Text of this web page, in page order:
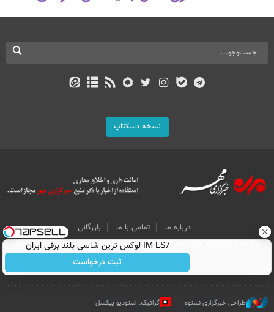
نسخه دسکتاپ
درباره ما تماس با ما
بازرگانی
All Content by Mehr News Agency is licensed under a Creative Commons
Attribution 4.0 International License.
طراحی خبرگزاری نستوه گرافیک: استودیو پیکسل
IM LS7 لوکس ترین شاسی بلند برقی ایران
ثبت درخواست